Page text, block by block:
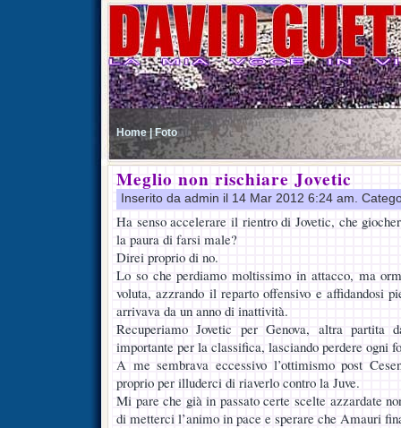
Home | Foto
Meglio non rischiare Jovetic
Inserito da admin il 14 Mar 2012 6:24 am.
Ha senso accelerare il rientro di Jovetic, che
la paura di farsi male?
Direi proprio di no.
Lo so che perdiamo moltissimo in attacco, ma
voluta, azzrando il reparto offensivo e affidandosi
arrivava da un anno di inattività.
Recuperiamo Jovetic per Genova, altra partita
importante per la classifica, lasciando perdere ogni
A me sembrava eccessivo l’ottimismo post
proprio per illuderci di riaverlo contro la Juve.
Mi pare che già in passato certe scelte azzardate
di metterci l’animo in pace e sperare che Amauri